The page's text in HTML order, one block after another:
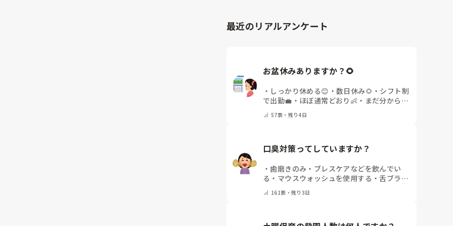
最近のリアルアンケート
お盆休みありますか？🌻
・ しっかり休める😊 ・ 数日休み🌻 ・ シフト制
で出勤💼 ・ ほぼ通常どおり👶 ・ まだ分からな
57票・ 残り4日
口臭対策ってしていますか？
・歯磨きのみ ・ ブレスケアなどを飲んでい
る ・ マウスウォッシュを使用する ・舌ブラシ
気にしたことない
161票・残り3日